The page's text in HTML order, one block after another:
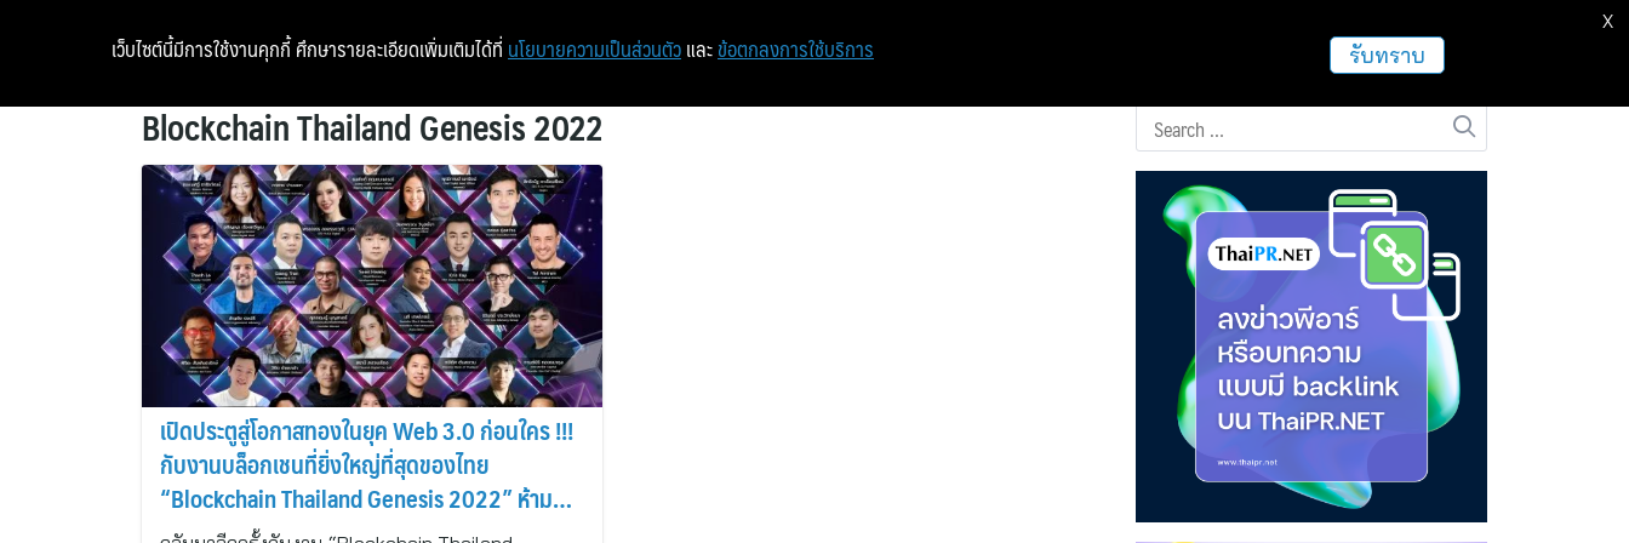
หน้าแรก ท่องเที่ยว ฝากข่าวประชาสัมพันธ์
Blockchain Thailand Genesis 2022
เปิดประตูสู่โอกาสทองในยุค Web 3.0 ก่อนใคร !!!
กับงานบล็อกเชนที่ยิ่งใหญ่ที่สุดของไทย
“Blockchain Thailand Genesis 2022” ห้าม
พลาด !!
เว็บไซต์นี้มีการใช้งานคุกกี้ ศึกษารายละเอียดเพิ่มเติมได้ที่ นโยบายความเป็นส่วนตัว และ ข้อตกลงการใช้บริการ รับทราบ
X